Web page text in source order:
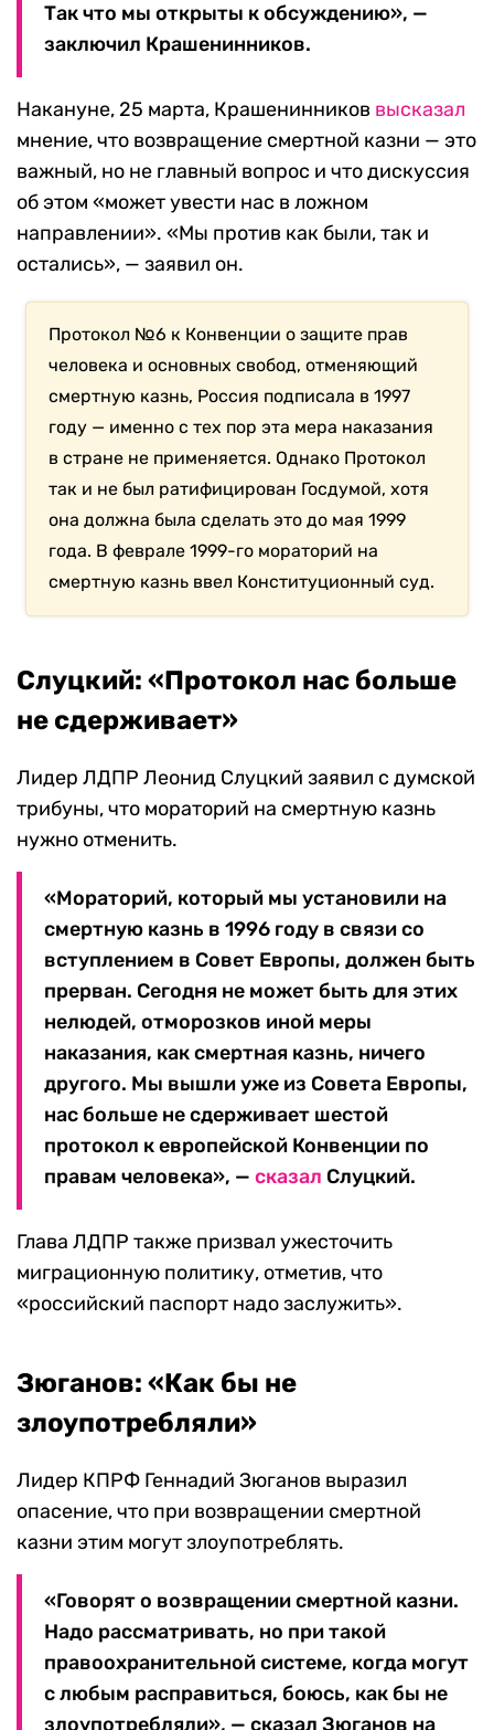
Так что мы открыты к обсуждению», —
заключил Крашенинников.
Накануне, 25 марта, Крашенинников высказал
мнение, что возвращение смертной казни — это
важный, но не главный вопрос и что дискуссия
об этом «может увести нас в ложном
направлении». «Мы против как были, так и
остались», — заявил он.
Протокол №6 к Конвенции о защите прав
человека и основных свобод, отменяющий
смертную казнь, Россия подписала в 1997
году — именно с тех пор эта мера наказания
в стране не применяется. Однако Протокол
так и не был ратифицирован Госдумой, хотя
она должна была сделать это до мая 1999
года. В феврале 1999-го мораторий на
смертную казнь ввел Конституционный суд.
Слуцкий: «Протокол нас больше
не сдерживает»
Лидер ЛДПР Леонид Слуцкий заявил с думской
трибуны, что мораторий на смертную казнь
нужно отменить.
«Мораторий, который мы установили на
смертную казнь в 1996 году в связи со
вступлением в Совет Европы, должен быть
прерван. Сегодня не может быть для этих
нелюдей, отморозков иной меры
наказания, как смертная казнь, ничего
другого. Мы вышли уже из Совета Европы,
нас больше не сдерживает шестой
протокол к европейской Конвенции по
правам человека», — сказал Слуцкий.
Глава ЛДПР также призвал ужесточить
миграционную политику, отметив, что
«российский паспорт надо заслужить».
Зюганов: «Как бы не
злоупотребляли»
Лидер КПРФ Геннадий Зюганов выразил
опасение, что при возвращении смертной
казни этим могут злоупотреблять.
«Говорят о возвращении смертной казни.
Надо рассматривать, но при такой
правоохранительной системе, когда могут
с любым расправиться, боюсь, как бы не
злоупотребляли», — сказал Зюганов на